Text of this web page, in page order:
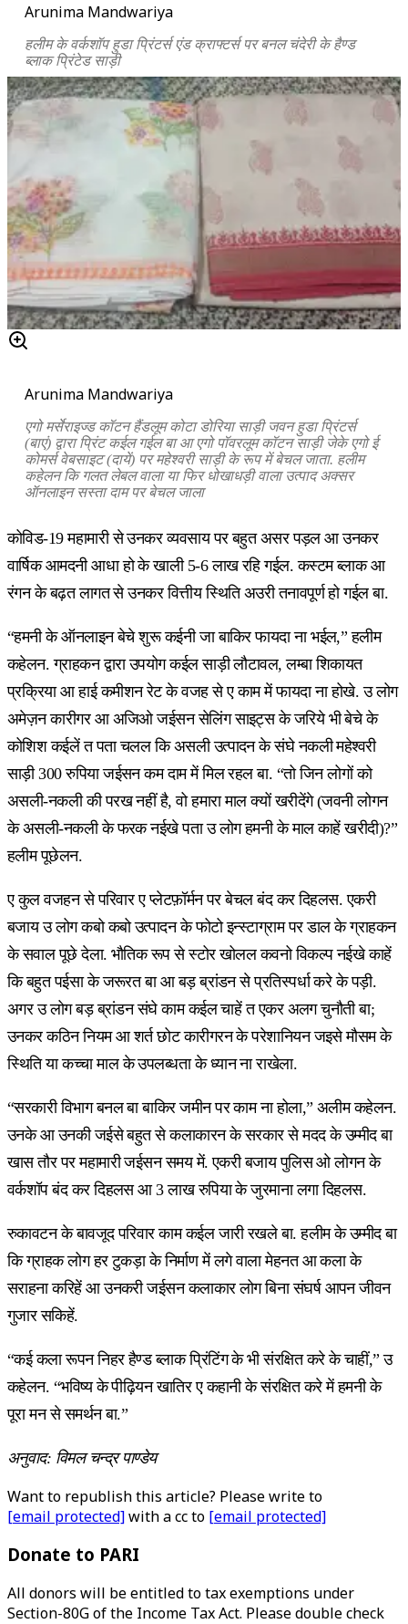
Arunima Mandwariya
हलीम के वर्कशॉप हुडा प्रिंटर्स एंड क्राफ्टर्स पर बनल चंदेरी के हैण्ड
ब्लाक प्रिंटेड साड़ी
Arunima Mandwariya
एगो मर्सेराइज्ड कॉटन हैंडलूम कोटा डोरिया साड़ी जवन हुडा प्रिंटर्स
(बाएं) द्वारा प्रिंट कईल गईल बा आ एगो पॉवरलूम कॉटन साड़ी जेके एगो ई
कोमर्स वेबसाइट (दायें) पर महेश्वरी साड़ी के रूप में बेचल जाता. हलीम
कहेलन कि गलत लेबल वाला या फिर धोखाधड़ी वाला उत्पाद अक्सर
ऑनलाइन सस्ता दाम पर बेचल जाला
कोविड-19 महामारी से उनकर व्यवसाय पर बहुत असर पड़ल आ उनकर
वार्षिक आमदनी आधा हो के खाली 5-6 लाख रहि गईल. कस्टम ब्लाक आ
रंगन के बढ़त लागत से उनकर वित्तीय स्थिति अउरी तनावपूर्ण हो गईल बा.
“हमनी के ऑनलाइन बेचे शुरू कईनी जा बाकिर फायदा ना भईल,” हलीम
कहेलन. ग्राहकन द्वारा उपयोग कईल साड़ी लौटावल, लम्बा शिकायत
प्रक्रिया आ हाई कमीशन रेट के वजह से ए काम में फायदा ना होखे. उ लोग
अमेज़न कारीगर आ अजिओ जईसन सेलिंग साइट्स के जरिये भी बेचे के
कोशिश कईलें त पता चलल कि असली उत्पादन के संघे नकली महेश्वरी
साड़ी 300 रुपिया जईसन कम दाम में मिल रहल बा. “तो जिन लोगों को
असली-नकली की परख नहीं है, वो हमारा माल क्यों खरीदेंगे (जवनी लोगन
के असली-नकली के फरक नईखे पता उ लोग हमनी के माल काहें खरीदी)?”
हलीम पूछेलन.
ए कुल वजहन से परिवार ए प्लेटफ़ॉर्मन पर बेचल बंद कर दिहलस. एकरी
बजाय उ लोग कबो कबो उत्पादन के फोटो इन्स्टाग्राम पर डाल के ग्राहकन
के सवाल पूछे देला. भौतिक रूप से स्टोर खोलल कवनो विकल्प नईखे काहें
कि बहुत पईसा के जरूरत बा आ बड़ ब्रांडन से प्रतिस्पर्धा करे के पड़ी.
अगर उ लोग बड़ ब्रांडन संघे काम कईल चाहें त एकर अलग चुनौती बा;
उनकर कठिन नियम आ शर्त छोट कारीगरन के परेशानियन जइसे मौसम के
स्थिति या कच्चा माल के उपलब्धता के ध्यान ना राखेला.
“सरकारी विभाग बनल बा बाकिर जमीन पर काम ना होला,” अलीम कहेलन.
उनके आ उनकी जईसे बहुत से कलाकारन के सरकार से मदद के उम्मीद बा
खास तौर पर महामारी जईसन समय में. एकरी बजाय पुलिस ओ लोगन के
वर्कशॉप बंद कर दिहलस आ 3 लाख रुपिया के जुरमाना लगा दिहलस.
रुकावटन के बावजूद परिवार काम कईल जारी रखले बा. हलीम के उम्मीद बा
कि ग्राहक लोग हर टुकड़ा के निर्माण में लगे वाला मेहनत आ कला के
सराहना करिहें आ उनकरी जईसन कलाकार लोग बिना संघर्ष आपन जीवन
गुजार सकिहें.
“कई कला रूपन निहर हैण्ड ब्लाक प्रिंटिंग के भी संरक्षित करे के चाहीं,” उ
कहेलन. “भविष्य के पीढ़ियन खातिर ए कहानी के संरक्षित करे में हमनी के
पूरा मन से समर्थन बा.”
अनुवाद: विमल चन्द्र पाण्डेय
Want to republish this article? Please write to
[email protected]with a cc to [email protected]
Donate to PARI
All donors will be entitled to tax exemptions under
Section-80G of the Income Tax Act. Please double check